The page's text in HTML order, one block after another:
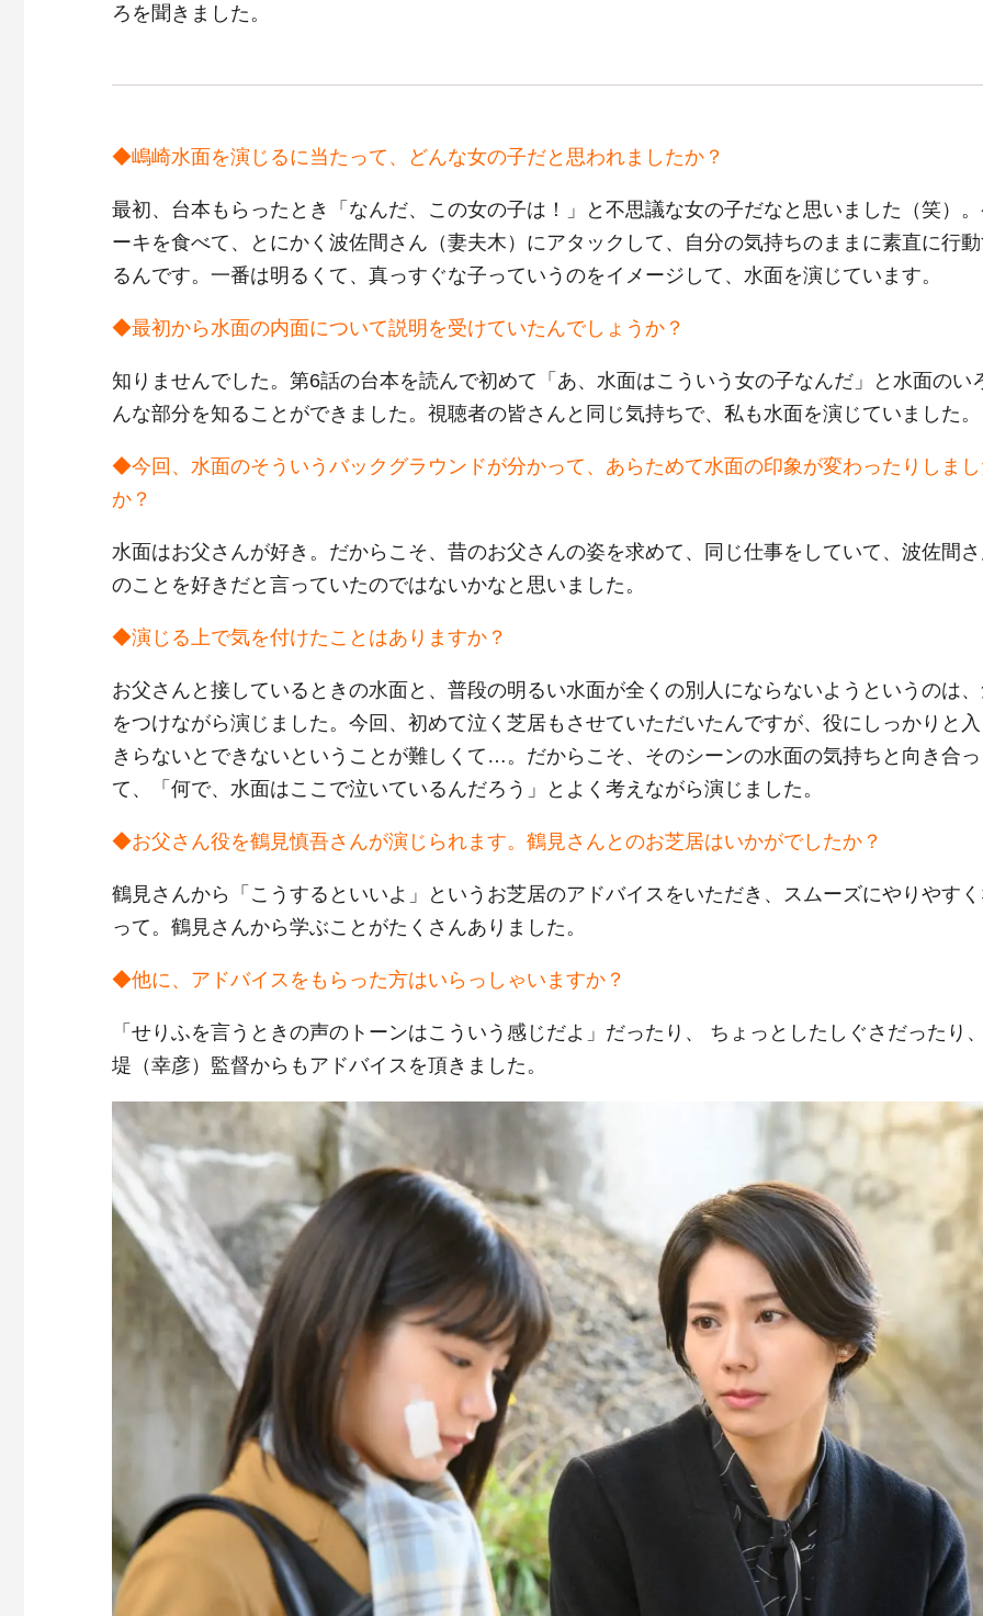
ろを聞きました。
◆嶋崎水面を演じるに当たって、どんな女の子だと思われましたか？
最初、台本もらったとき「なんだ、この女の子は！」と不思議な女の子だなと思いました（笑）
ーキを食べて、とにかく波佐間さん（妻夫木）にアタックして、自分の気持ちのままに素直に行
るんです。一番は明るくて、真っすぐな子っていうのをイメージして、水面を演じています。
◆最初から水面の内面について説明を受けていたんでしょうか？
知りませんでした。第6話の台本を読んで初めて「あ、水面はこういう女の子なんだ」と水面のい
んな部分を知ることができました。視聴者の皆さんと同じ気持ちで、私も水面を演じていました。
◆今回、水面のそういうバックグラウンドが分かって、あらためて水面の印象が変わったりしま
か？
水面はお父さんが好き。だからこそ、昔のお父さんの姿を求めて、同じ仕事をしていて、波佐間
のことを好きだと言っていたのではないかなと思いました。
◆演じる上で気を付けたことはありますか？
お父さんと接しているときの水面と、普段の明るい水面が全くの別人にならないようというのは
をつけながら演じました。今回、初めて泣く芝居もさせていただいたんですが、役にしっかりと
きらないとできないということが難しくて…。だからこそ、そのシーンの水面の気持ちと向き合っ
て、「何で、水面はここで泣いているんだろう」とよく考えながら演じました。
◆お父さん役を鶴見慎吾さんが演じられます。鶴見さんとのお芝居はいかがでしたか？
鶴見さんから「こうするといいよ」というお芝居のアドバイスをいただき、スムーズにやりやす
って。鶴見さんから学ぶことがたくさんありました。
◆他に、アドバイスをもらった方はいらっしゃいますか？
「せりふを言うときの声のトーンはこういう感じだよ」だったり、 ちょっとしたしぐさだったり
堤（幸彦）監督からもアドバイスを頂きました。